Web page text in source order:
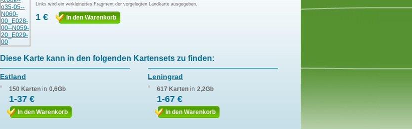
Links wird ein verkleinertes Fragment der vorgelegten Landkarte ausgegeben.
1 € In den Warenkorb
Diese Karte kann in den folgenden Kartensets zu finden:
Estland
150 Karten in 0,6Gb
1-37 €
In den Warenkorb
Leningrad
617 Karten in 2,2Gb
1-67 €
In den Warenkorb